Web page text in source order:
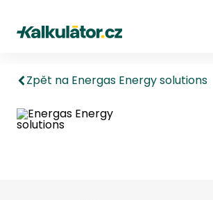
Kalkulátor.cz
Zpět na Energas Energy solutions